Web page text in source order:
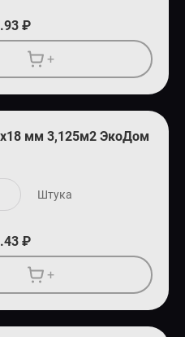
₽
+
мм 3,125м2 ЭкоДом
Штука
₽
+